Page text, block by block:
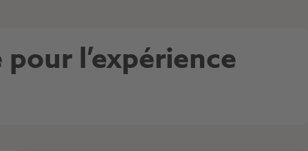
l’expérience